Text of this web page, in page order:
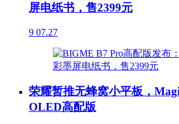
屏电纸书，售2399元
9 07.27
荣耀暂推无蜂窝小平板，
OLED高配版